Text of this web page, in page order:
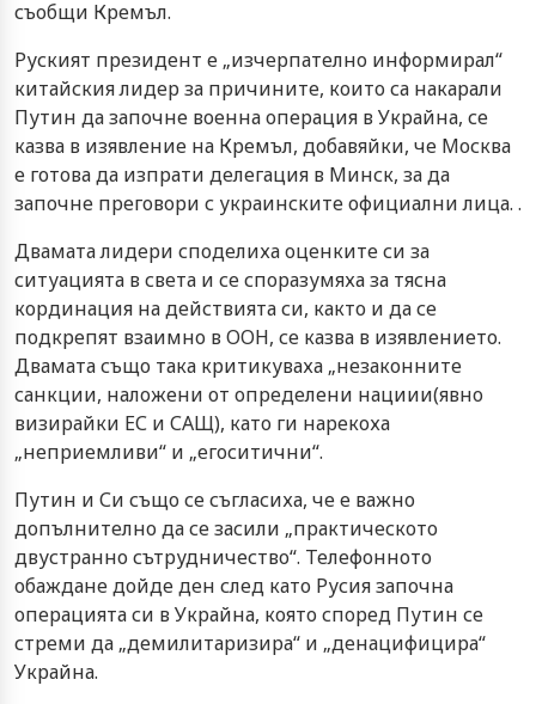
съобщи Кремъл.
Руският президент е „изчерпателно информирал“
китайския лидер за причините, които са накарали
Путин да започне военна операция в Украйна, се
казва в изявление на Кремъл, добавяйки, че Москва
е готова да изпрати делегация в Минск, за да
започне преговори с украинските официални лица. .
Двамата лидери споделиха оценките си за
ситуацията в света и се споразумяха за тясна
кординация на действията си, както и да се
подкрепят взаимно в ООН, се казва в изявлението.
Двамата също така критикуваха „незаконните
санкции, наложени от определени нациии(явно
визирайки ЕС и САЩ), като ги нарекоха
„неприемливи“ и „егоситични“.
Путин и Си също се съгласиха, че е важно
допълнително да се засили „практическото
двустранно сътрудничество“. Телефонното
обаждане дойде ден след като Русия започна
операцията си в Украйна, която според Путин се
стреми да „демилитаризира“ и „денацифицира“
Украйна.